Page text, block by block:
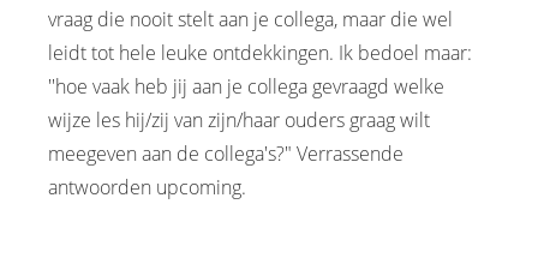
vraag die nooit stelt aan je collega, maar die wel
leidt tot hele leuke ontdekkingen. Ik bedoel maar:
''hoe vaak heb jij aan je collega gevraagd welke
wijze les hij/zij van zijn/haar ouders graag wilt
meegeven aan de collega's?" Verrassende
antwoorden upcoming.